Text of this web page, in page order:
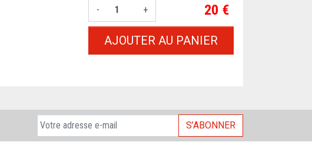
-
+ Prix
20 €
AJOUTER AU PANIER
S’ABONNER